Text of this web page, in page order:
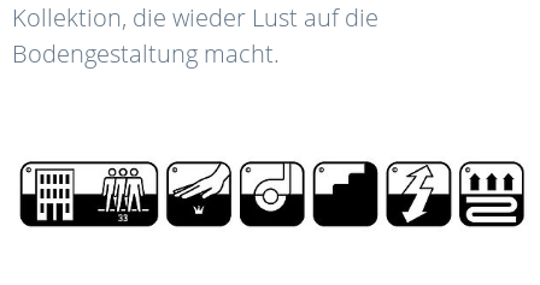
Kollektion, die wieder Lust auf die
Bodengestaltung macht.